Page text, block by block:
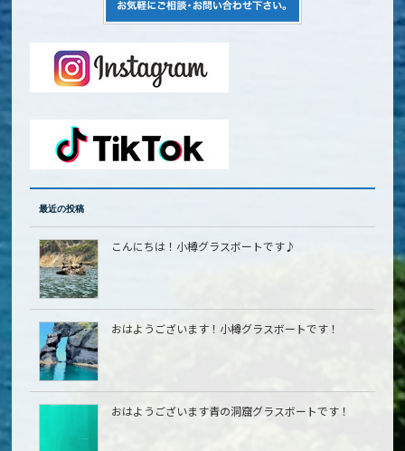
最近の投稿
こんにちは！小樽グラスボートです♪
おはようございます！小樽グラスボートです！
おはようございます青の洞窟グラスボートです！